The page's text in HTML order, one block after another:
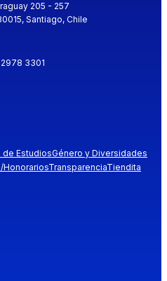
205 - 257
Santiago, Chile
3301
de EstudiosGénero y Diversidades
TransparenciaTiendita